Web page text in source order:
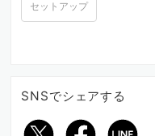
セットアップ
SNSでシェアする